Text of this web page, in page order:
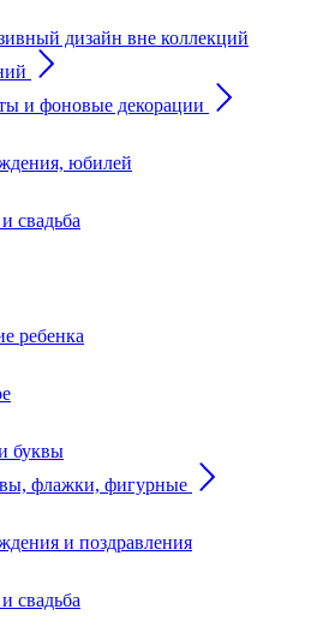
дизайн вне коллекций
и фоновые декорации
юбилей
свадьба
ребенка
буквы
флажки, фигурные
и поздравления
свадьба